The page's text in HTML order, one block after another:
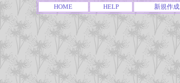
HOME HELP 新規作成